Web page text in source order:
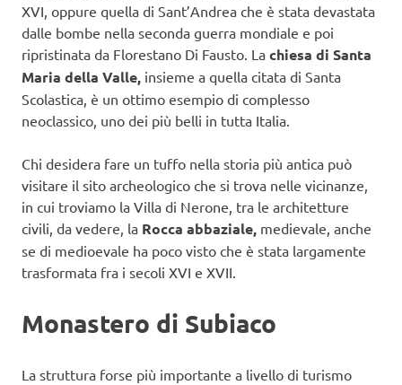
XVI, oppure quella di Sant’Andrea che è stata devastata
dalle bombe nella seconda guerra mondiale e poi
ripristinata da Florestano Di Fausto. La chiesa di Santa
Maria della Valle, insieme a quella citata di Santa
Scolastica, è un ottimo esempio di complesso
neoclassico, uno dei più belli in tutta Italia.
Chi desidera fare un tuffo nella storia più antica può
visitare il sito archeologico che si trova nelle vicinanze,
in cui troviamo la Villa di Nerone, tra le architetture
civili, da vedere, la Rocca abbaziale, medievale, anche
se di medioevale ha poco visto che è stata largamente
trasformata fra i secoli XVI e XVII.
Monastero di Subiaco
La struttura forse più importante a livello di turismo